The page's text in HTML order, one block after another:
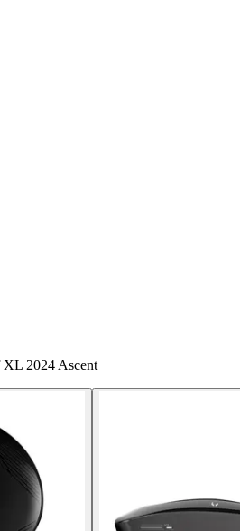
XL 2024 Ascent